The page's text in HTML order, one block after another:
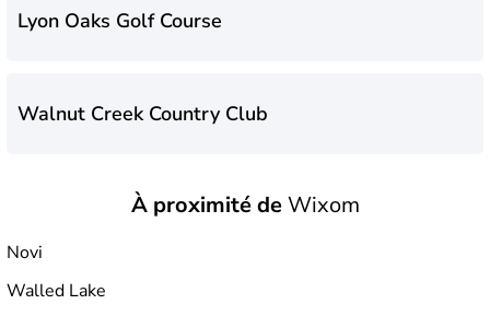
Lyon Oaks Golf Course
Walnut Creek Country Club
À proximité deWixom
Novi
Walled Lake